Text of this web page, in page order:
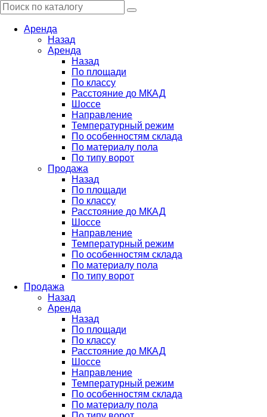
Аренда
Назад
Аренда
Назад
По площади
По классу
Расстояние до МКАД
Шоссе
Направление
Температурный режим
По особенностям склада
По материалу пола
По типу ворот
Продажа
Назад
По площади
По классу
Расстояние до МКАД
Шоссе
Направление
Температурный режим
По особенностям склада
По материалу пола
По типу ворот
Продажа
Назад
Аренда
Назад
По площади
По классу
Расстояние до МКАД
Шоссе
Направление
Температурный режим
По особенностям склада
По материалу пола